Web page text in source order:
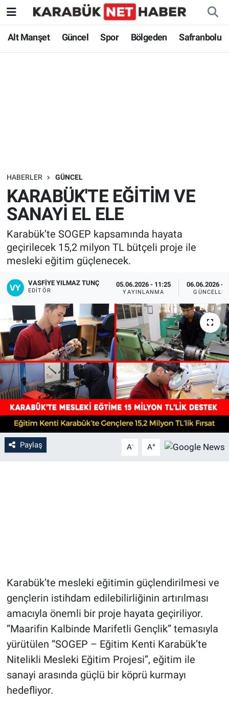
Alt Manşet Güncel Spor Bölgeden Safranbolu
HABERLER GÜNCEL
KARABÜK'TE EĞİTİM VE
SANAYİ EL ELE
Karabük’te SOGEP kapsamında hayata
geçirilecek 15,2 milyon TL bütçeli proje ile
mesleki eğitim güçlenecek.
VASFIYE YILMAZ TUNÇ
EDITÖR
05.06.2026 - 11:25
YAYINLANMA
06.06.2026 -
Paylaş A- A+
Karabük’te mesleki eğitimin güçlendirilmesi ve
gençlerin istihdam edilebilirliğinin artırılması
amacıyla önemli bir proje hayata geçiriliyor.
“Maarifin Kalbinde Marifetli Gençlik” temasıyla
yürütülen “SOGEP – Eğitim Kenti Karabük’te
Nitelikli Mesleki Eğitim Projesi”, eğitim ile
sanayi arasında güçlü bir köprü kurmayı
hedefliyor.